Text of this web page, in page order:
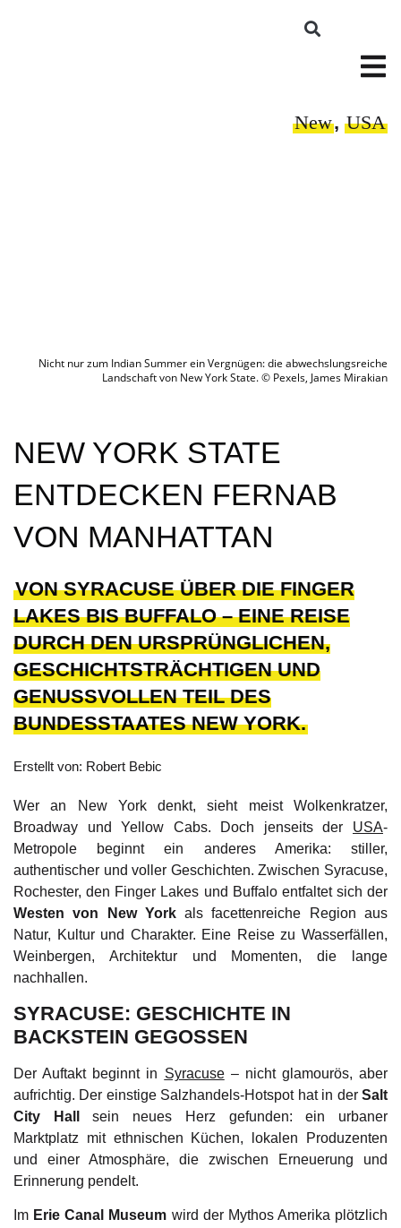
New, USA
Nicht nur zum Indian Summer ein Vergnügen: die abwechslungsreiche
Landschaft von New York State. © Pexels, James Mirakian
NEW YORK STATE
ENTDECKEN FERNAB
VON MANHATTAN
VON SYRACUSE ÜBER DIE FINGER
LAKES BIS BUFFALO – EINE REISE
DURCH DEN URSPRÜNGLICHEN,
GESCHICHTSTRÄCHTIGEN UND
GENUSSVOLLEN TEIL DES
BUNDESSTAATES NEW YORK.
Erstellt von: Robert Bebic
Wer an New York denkt, sieht meist Wolkenkratzer,
Broadway und Yellow Cabs. Doch jenseits der USA-
Metropole beginnt ein anderes Amerika: stiller,
authentischer und voller Geschichten. Zwischen Syracuse,
Rochester, den Finger Lakes und Buffalo entfaltet sich der
Westen von New Yorkals facettenreiche Region aus
Natur, Kultur und Charakter. Eine Reise zu Wasserfällen,
Weinbergen, Architektur und Momenten, die lange
nachhallen.
SYRACUSE: GESCHICHTE IN
BACKSTEIN GEGOSSEN
Der Auftakt beginnt in Syracuse– nicht glamourös, aber
aufrichtig. Der einstige Salzhandels-Hotspot hat in der Salt
City Hall
sein neues Herz gefunden: ein urbaner
Marktplatz mit ethnischen Küchen, lokalen Produzenten
und einer Atmosphäre, die zwischen Erneuerung und
Erinnerung pendelt.
Im Erie Canal Museum wird der Mythos Amerika plötzlich